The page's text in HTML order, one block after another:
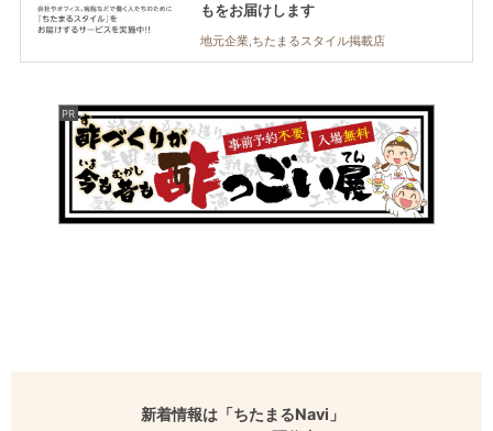
もをお届けします
地元企業,ちたまるスタイル掲載店
新着情報は「ちたまるNavi」